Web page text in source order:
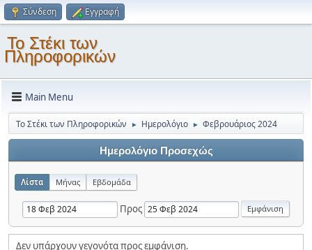
Σύνδεση Εγγραφή
Το Στέκι των
Πληροφορικών
Main Menu
Το Στέκι των Πληροφορικών ► Ημερολόγιο ► Φεβρουάριος 2024
Ημερολόγιο Προσεχώς
Λίστα Μήνας Εβδομάδα
Προς
Δεν υπάρχουν γεγονότα προς εμφάνιση.